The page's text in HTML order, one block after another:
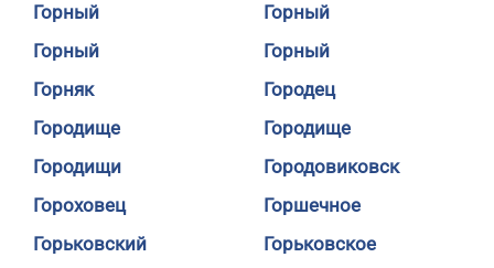
Горный
Горный
Горный
Горный
Горняк
Городец
Городище
Городище
Городищи
Городовиковск
Гороховец
Горшечное
Горьковский
Горьковское